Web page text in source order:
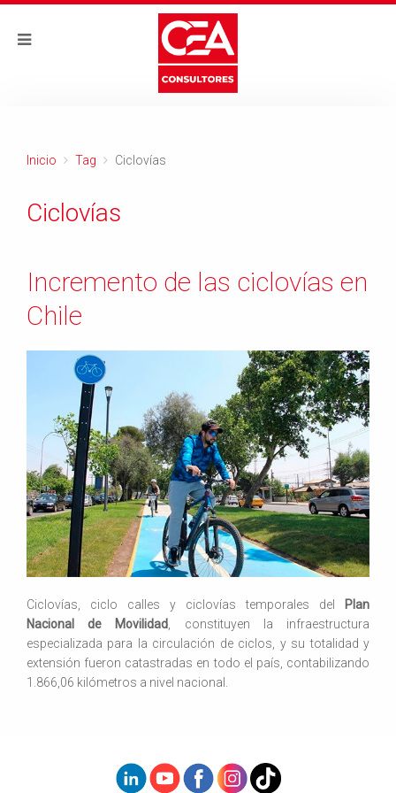
Inicio Tag Ciclovías
Ciclovías
Incremento de las ciclovías en
Chile
Ciclovías, ciclo calles y ciclovías temporales del
Plan
Nacional de Movilidad , constituyen la infraestructura
especializada para la circulación de ciclos, y su totalidad y
extensión fueron catastradas en todo el país, contabilizando
1.866,06 kilómetros a nivel nacional.